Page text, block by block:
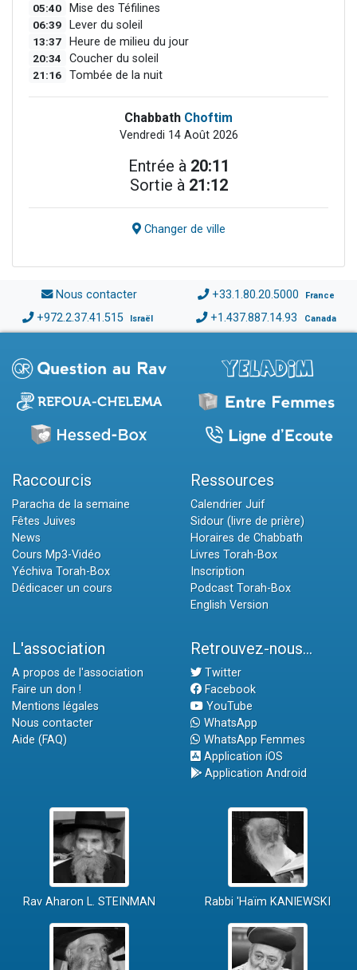
05:40 Mise des Téfilines
06:39 Lever du soleil
13:37 Heure de milieu du jour
20:34 Coucher du soleil
21:16 Tombée de la nuit
Chabbath Choftim
Vendredi 14 Août 2026
Entrée à 20:11
Sortie à 21:12
Changer de ville
Nous contacter +33.1.80.20.5000 France
+972.2.37.41.515 Israël +1.437.887.14.93 Canada
Raccourcis
Paracha de la semaine
Fêtes Juives
News
Cours Mp3-Vidéo
Yéchiva Torah-Box
Dédicacer un cours
Ressources
Calendrier Juif
Sidour (livre de prière)
Horaires de Chabbath
Livres Torah-Box
Inscription
Podcast Torah-Box
English Version
L'association
A propos de l'association
Faire un don !
Mentions légales
Nous contacter
Aide (FAQ)
Retrouvez-nous...
Twitter
Facebook
YouTube
WhatsApp
WhatsApp Femmes
Application iOS
Application Android
Rav Aharon L. STEINMAN Rabbi 'Haïm KANIEWSKI